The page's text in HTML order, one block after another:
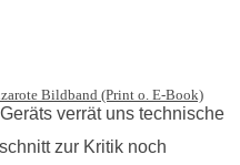
Bildband (Print o. E-Book)
verrät uns technische
zur Kritik noch